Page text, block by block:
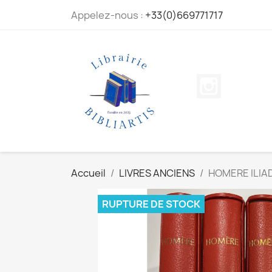
Appelez-nous : +33(0)669771717
Accueil LIVRES ANCIENS HOMERE
RUPTURE DE STOCK